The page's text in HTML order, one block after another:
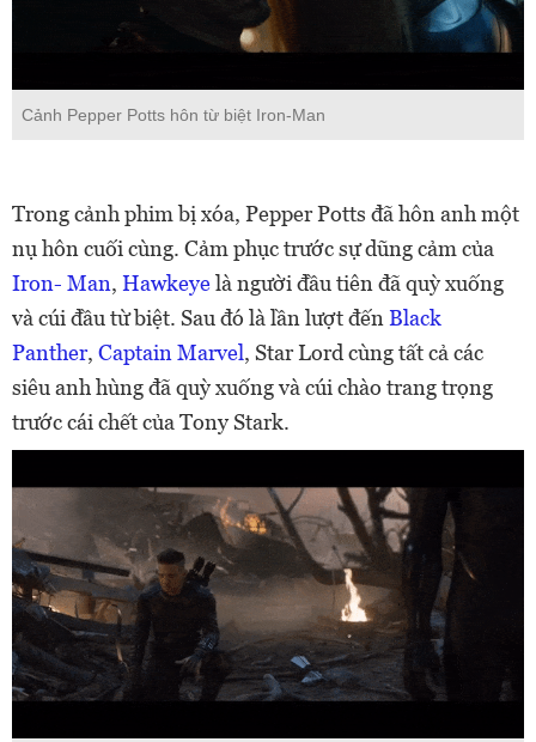
Cảnh Pepper Potts hôn từ biệt Iron-Man
Trong cảnh phim bị xóa, Pepper Potts đã hôn anh một
nụ hôn cuối cùng. Cảm phục trước sự dũng cảm của
Iron- Man, Hawkeyelà người đầu tiên đã quỳ xuống
và cúi đầu từ biệt. Sau đó là lần lượt đến Black
Panther, Captain Marvel, Star Lord cùng tất cả các
siêu anh hùng đã quỳ xuống và cúi chào trang trọng
trước cái chết của Tony Stark.